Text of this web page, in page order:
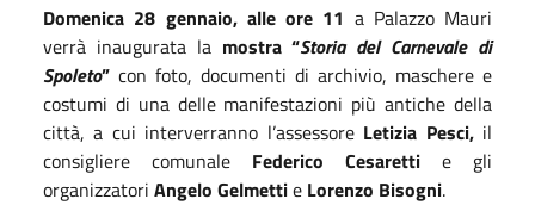
Domenica 28 gennaio, alle ore 11 a Palazzo Mauri
verrà inaugurata la mostra “Storia del Carnevale di
Spoleto” con foto, documenti di archivio, maschere e
costumi di una delle manifestazioni più antiche della
città, a cui interverranno l’assessore Letizia Pesci,il
consigliere comunale Federico Cesaretti e gli
organizzatori Angelo Gelmettie Lorenzo Bisogni.